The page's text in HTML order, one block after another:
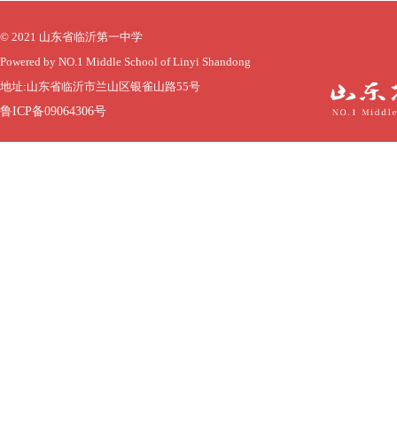
© 2021 山东省临沂第一中学
Powered by NO.1 Middle School of Linyi Shandong
地址:山东省临沂市兰山区银雀山路55号
鲁ICP备09064306号